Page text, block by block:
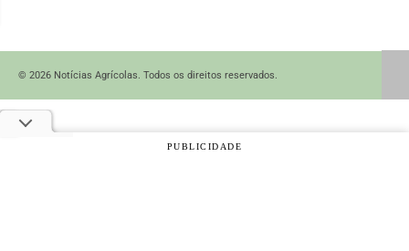
© 2026 Notícias Agrícolas. Todos os direitos reservados.
PUBLICIDADE